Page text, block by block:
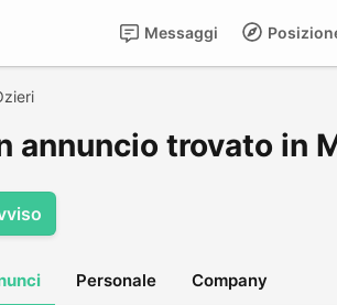
Messaggi
annuncio trovato in
Personale Company